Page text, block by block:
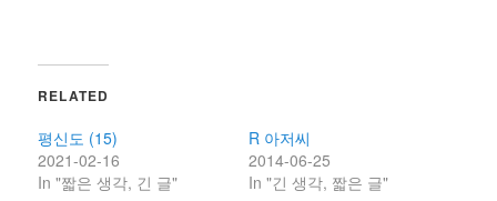
RELATED
평신도 (15)
2021-02-16
In "짧은 생각, 긴 글"
R 아저씨
2014-06-25
In "긴 생각, 짧은 글"